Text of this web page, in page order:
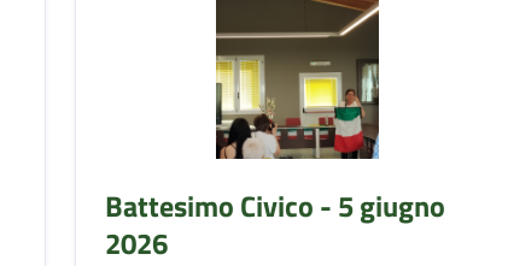
Battesimo Civico - 5 giugno
2026